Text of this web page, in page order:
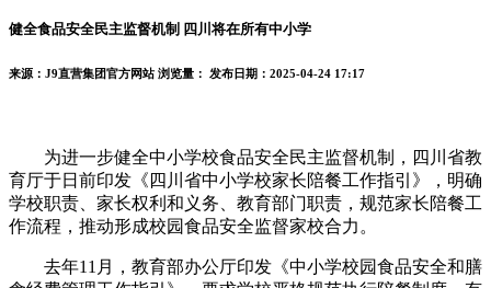
健全食品安全民主监督机制 四川将在所有中小学
来源：J9直营集团官方网站 浏览量： 发布日期：2025-04-24 17:17
为进一步健全中小学校食品安全民主监督机制，四川省教
育厅于日前印发《四川省中小学校家长陪餐工作指引》，明确
学校职责、家长权利和义务、教育部门职责，规范家长陪餐工
作流程，推动形成校园食品安全监督家校合力。
去年11月，教育部办公厅印发《中小学校园食品安全和膳